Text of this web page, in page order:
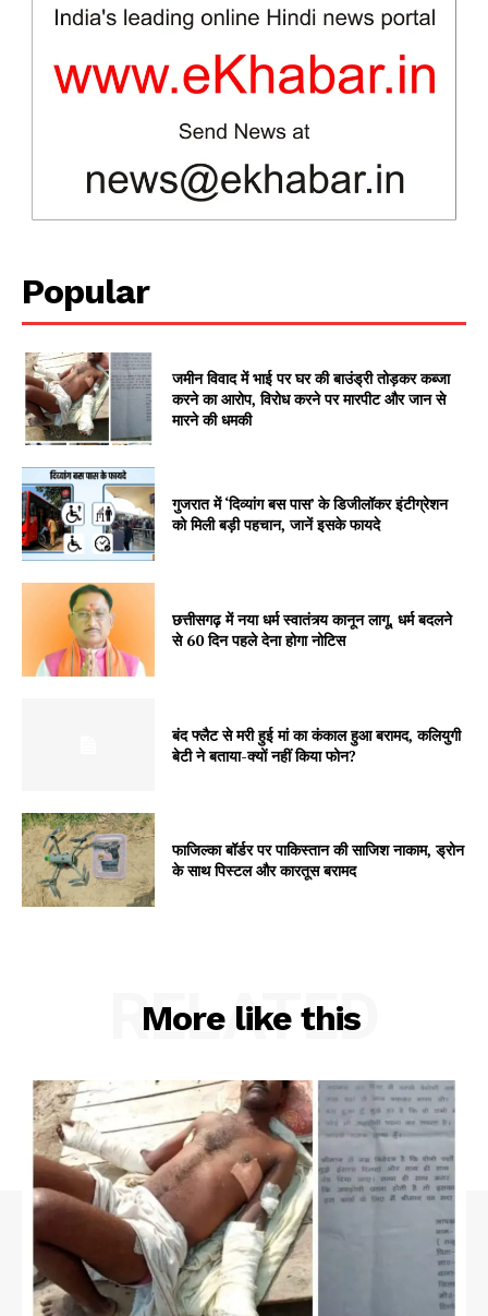
News Week
Magazine PRO
SUBSCRIBE NOW
Company
About
Contact us
Subscription Plans
My account
Popular
जमीन विवाद में भाई पर घर की बाउंड्री तोड़कर कब्जा
करने का आरोप, विरोध करने पर मारपीट और जान से
मारने की धमकी
गुजरात में ‘दिव्यांग बस पास’ के डिजीलॉकर इंटीग्रेशन
को मिली बड़ी पहचान, जानें इसके फायदे
छत्तीसगढ़ में नया धर्म स्वातंत्र्य कानून लागू, धर्म बदलने
से 60 दिन पहले देना होगा नोटिस
बंद फ्लैट से मरी हुई मां का कंकाल हुआ बरामद, कलियुगी
बेटी ने बताया-क्यों नहीं किया फोन?
फाजिल्का बॉर्डर पर पाकिस्तान की साजिश नाकाम, ड्रोन
के साथ पिस्टल और कारतूस बरामद
More like this
RELATED